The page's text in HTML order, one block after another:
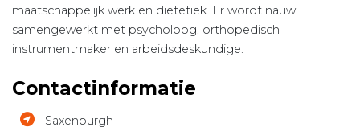
maatschappelijk werk en diëtetiek. Er wordt nauw
samengewerkt met psycholoog, orthopedisch
instrumentmaker en arbeidsdeskundige.
Contactinformatie
Saxenburgh